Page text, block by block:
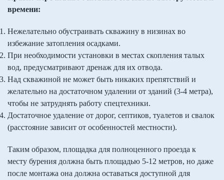
времени:
Нежелательно обустраивать скважину в низинах во
избежание затопления осадками.
При необходимости установки в местах скопления талых
вод, предусматривают дренаж для их отвода.
Над скважиной не может быть никаких препятствий и
желательно на достаточном удалении от зданий (3-4 метра),
чтобы не затруднять работу спецтехники.
Достаточное удаление от дорог, септиков, туалетов и свалок
(расстояние зависит от особенностей местности).
Таким образом, площадка для полноценного проезда к
месту бурения должна быть площадью 5-12 метров, но даже
после монтажа она должна оставаться доступной для